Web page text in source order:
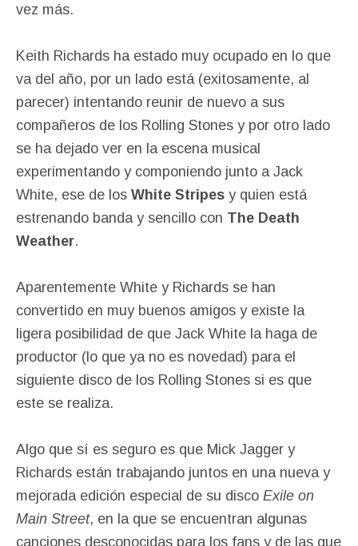
vez más.
Keith Richards ha estado muy ocupado en lo que
va del año, por un lado está (exitosamente, al
parecer) intentando reunir de nuevo a sus
compañeros de los Rolling Stones y por otro lado
se ha dejado ver en la escena musical
experimentando y componiendo junto a Jack
White, ese de los White Stripes y quien está
estrenando banda y sencillo con The Death
Weather.
Aparentemente White y Richards se han
convertido en muy buenos amigos y existe la
ligera posibilidad de que Jack White la haga de
productor (lo que ya no es novedad) para el
siguiente disco de los Rolling Stones si es que
este se realiza.
Algo que sí es seguro es que Mick Jagger y
Richards están trabajando juntos en una nueva y
mejorada edición especial de su disco Exile on
Main Street, en la que se encuentran algunas
canciones desconocidas para los fans y de las que